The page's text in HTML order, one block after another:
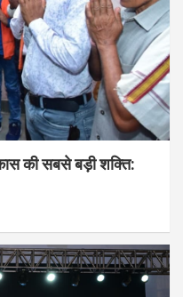
की सबसे बड़ी शक्ति: